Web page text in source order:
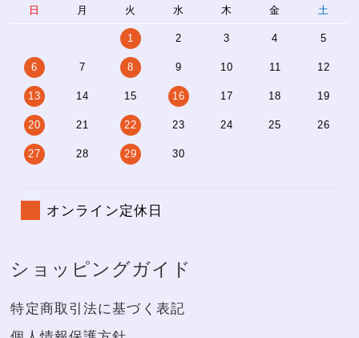
日 月 火 水 木 金 土
1 2 3 4 5
6 7 8 9 10 11 12
13 14 15 16 17 18 19
20 21 22 23 24 25 26
27 28 29 30
オンライン定休日
ショッピングガイド
特定商取引法に基づく表記